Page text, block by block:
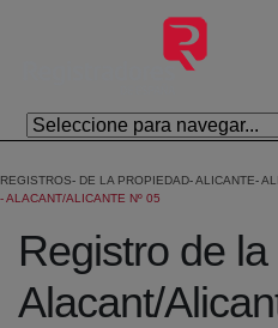
Skip to Main Content
REGISTROS DE LA PROPIEDAD ALICANTE
ALACANT/ALICANTE Nº 05
Registro de
Alacant/